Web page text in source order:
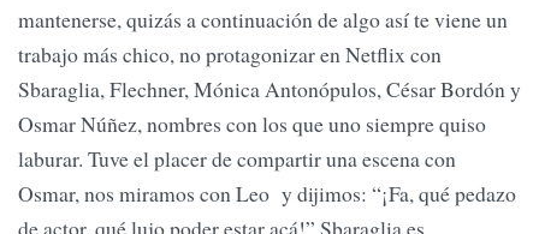
mantenerse, quizás a continuación de algo así te viene un
trabajo más chico, no protagonizar en Netflix con
Sbaraglia, Flechner, Mónica Antonópulos, César Bordón y
Osmar Núñez, nombres con los que uno siempre quiso
laburar. Tuve el placer de compartir una escena con
Osmar, nos miramos con Leo y dijimos: “¡Fa, qué pedazo
de actor, qué lujo poder estar acá!” Sbaraglia es